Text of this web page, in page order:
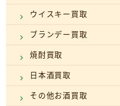
ウイスキー買取
ブランデー買取
焼酎買取
日本酒買取
その他お酒買取